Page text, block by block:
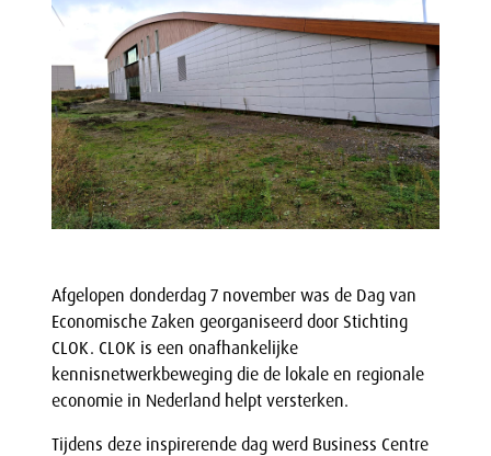
Afgelopen donderdag 7 november was de Dag van
Economische Zaken georganiseerd door Stichting
CLOK. CLOK is een onafhankelijke
kennisnetwerkbeweging die de lokale en regionale
economie in Nederland helpt versterken.
Tijdens deze inspirerende dag werd Business Centre